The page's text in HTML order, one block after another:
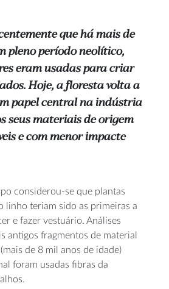
que há mais de
pleno período neolítico,
eram usadas para criar
Hoje, a floresta volta a
papel central na indústria
seus materiais de origem
e com menor impacte
considerou-se que plantas
linho teriam sido as primeiras a
e fazer vestuário. Análises
antigos fragmentos de material
de 8 mil anos de idade)
foram usadas fibras da